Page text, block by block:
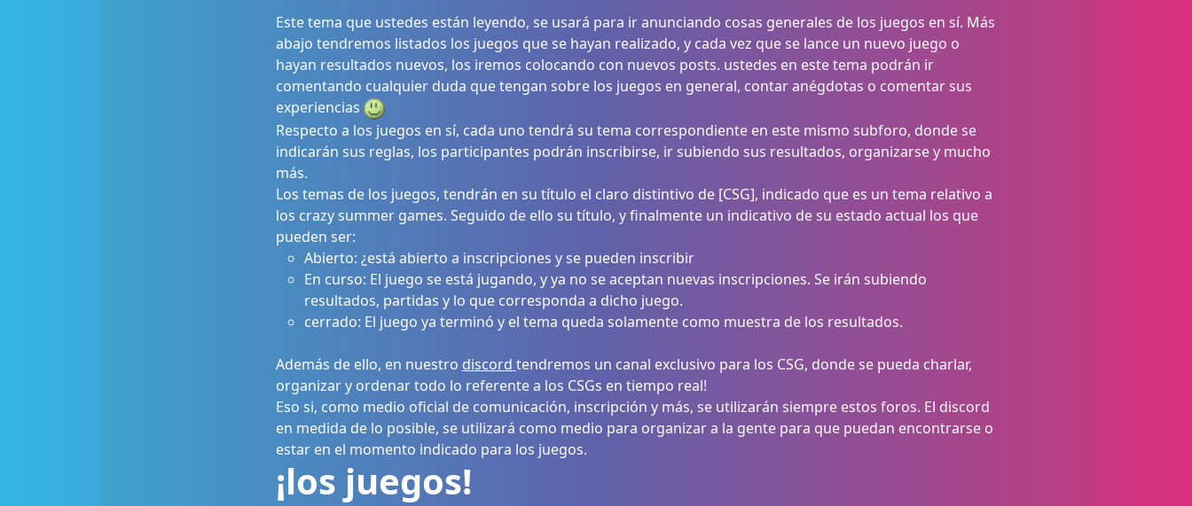
Este tema que ustedes están leyendo, se usará para ir anunciando cosas generales de los juegos en sí. Más
abajo tendremos listados los juegos que se hayan realizado, y cada vez que se lance un nuevo juego o
hayan resultados nuevos, los iremos colocando con nuevos posts. ustedes en este tema podrán ir
comentando cualquier duda que tengan sobre los juegos en general, contar anégdotas o comentar sus
experiencias
Respecto a los juegos en sí, cada uno tendrá su tema correspondiente en este mismo subforo, donde se
indicarán sus reglas, los participantes podrán inscribirse, ir subiendo sus resultados, organizarse y mucho
más.
Los temas de los juegos, tendrán en su título el claro distintivo de [CSG], indicado que es un tema relativo a
los crazy summer games. Seguido de ello su título, y finalmente un indicativo de su estado actual los que
pueden ser:
Abierto: ¿está abierto a inscripciones y se pueden inscribir
En curso: El juego se está jugando, y ya no se aceptan nuevas inscripciones. Se irán subiendo
resultados, partidas y lo que corresponda a dicho juego.
cerrado: El juego ya terminó y el tema queda solamente como muestra de los resultados.
Además de ello, en nuestro discord tendremos un canal exclusivo para los CSG, donde se pueda charlar,
organizar y ordenar todo lo referente a los CSGs en tiempo real!
Eso si, como medio oficial de comunicación, inscripción y más, se utilizarán siempre estos foros. El discord
en medida de lo posible, se utilizará como medio para organizar a la gente para que puedan encontrarse o
estar en el momento indicado para los juegos.
¡los juegos!